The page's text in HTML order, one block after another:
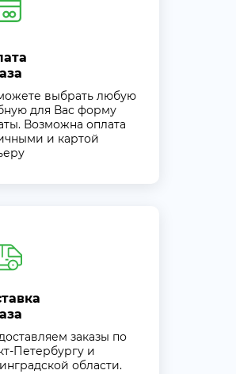
выбрать любую
для Вас форму
Возможна оплата
и картой
заказы по
Петербургу и
области.